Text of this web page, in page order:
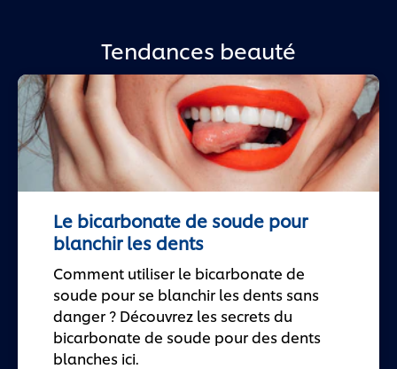
Tendances beauté
Le bicarbonate de soude pour
blanchir les dents
Comment utiliser le bicarbonate de
soude pour se blanchir les dents sans
danger ? Découvrez les secrets du
bicarbonate de soude pour des dents
blanches ici.